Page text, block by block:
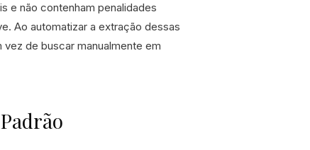
e não contenham penalidades
Ao automatizar a extração dessas
de buscar manualmente em